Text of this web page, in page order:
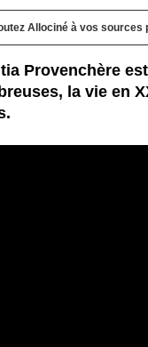
Allociné à vos sources
Provenchère
la vie en